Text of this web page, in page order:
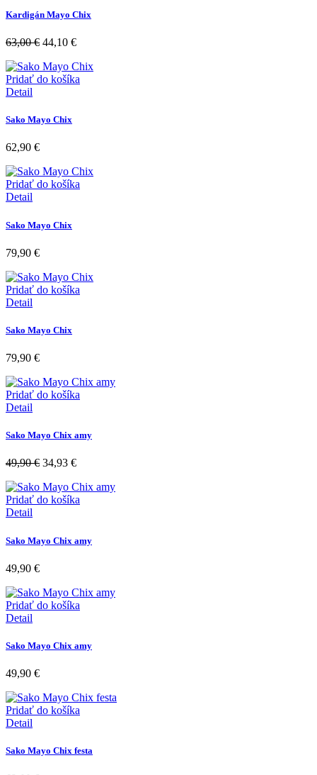
Kardigán Mayo Chix
63,00€ 44,10 €
Pridať do košíka
Detail
Sako Mayo Chix
62,90 €
Pridať do košíka
Detail
Sako Mayo Chix
79,90 €
Pridať do košíka
Detail
Sako Mayo Chix
79,90 €
Pridať do košíka
Detail
Sako Mayo Chix amy
49,90€ 34,93 €
Pridať do košíka
Detail
Sako Mayo Chix amy
49,90 €
Pridať do košíka
Detail
Sako Mayo Chix amy
49,90 €
Pridať do košíka
Detail
Sako Mayo Chix festa